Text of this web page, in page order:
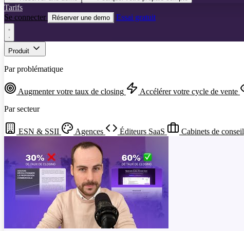
Tarifs
Se connecter
Réserver une demo Essai gratuit
Produit
Par problématique
Augmenter votre taux de closing Accélérer votre cycle de vente
Par secteur
ESN & SSII Agences Éditeurs SaaS Cabinets de conseil